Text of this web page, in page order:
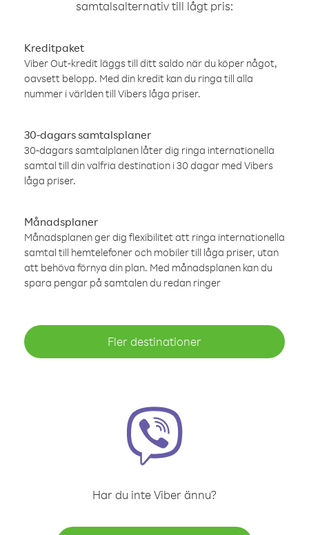
samtalsalternativ till lågt pris:
Kreditpaket
Viber Out-kredit läggs till ditt saldo när du köper något,
oavsett belopp. Med din kredit kan du ringa till alla
nummer i världen till Vibers låga priser.
30-dagars samtalsplaner
30-dagars samtalplanen låter dig ringa internationella
samtal till din valfria destination i 30 dagar med Vibers
låga priser.
Månadsplaner
Månadsplanen ger dig flexibilitet att ringa internationella
samtal till hemtelefoner och mobiler till låga priser, utan
att behöva förnya din plan. Med månadsplanen kan du
spara pengar på samtalen du redan ringer
Fler destinationer
Har du inte Viber ännu?